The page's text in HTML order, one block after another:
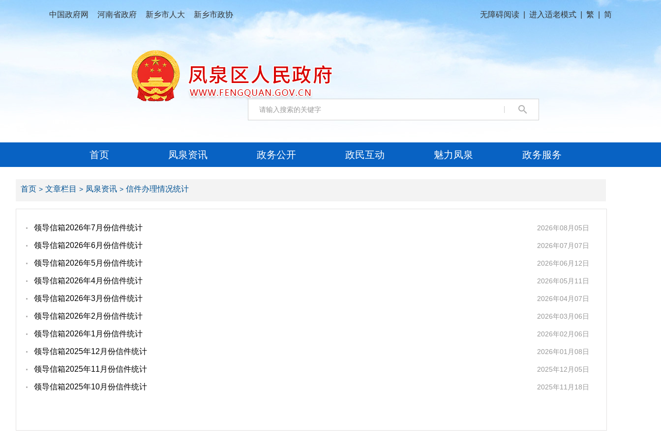
中国政府网 河南省政府 新乡市人大 新乡市政协 无障碍阅读 进入适老模式 繁 简
首页 凤泉资讯 政务公开 政民互动 魅力凤泉 政务服务
首页 文章栏目 凤泉资讯 信件办理情况统计
2026年08月05日
领导信箱2026年7月份信件统计
2026年07月07日
领导信箱2026年6月份信件统计
2026年06月12日
领导信箱2026年5月份信件统计
2026年05月11日
领导信箱2026年4月份信件统计
2026年04月07日
领导信箱2026年3月份信件统计
2026年03月06日
领导信箱2026年2月份信件统计
2026年02月06日
领导信箱2026年1月份信件统计
2026年01月08日
领导信箱2025年12月份信件统计
2025年12月05日
领导信箱2025年11月份信件统计
2025年11月18日
领导信箱2025年10月份信件统计